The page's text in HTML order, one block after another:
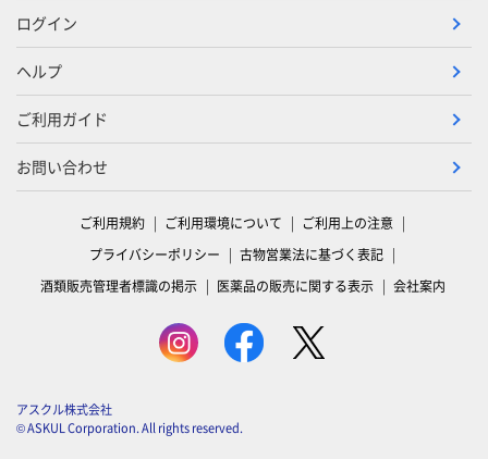
ログイン
ヘルプ
ご利用ガイド
お問い合わせ
ご利用規約 ご利用環境について
ご利用上の注意
プライバシーポリシー
古物営業法に基づく表記
酒類販売管理者標識の掲示
医薬品の販売に関する表示 会社案内
アスクル株式会社
© ASKUL Corporation. All rights reserved.